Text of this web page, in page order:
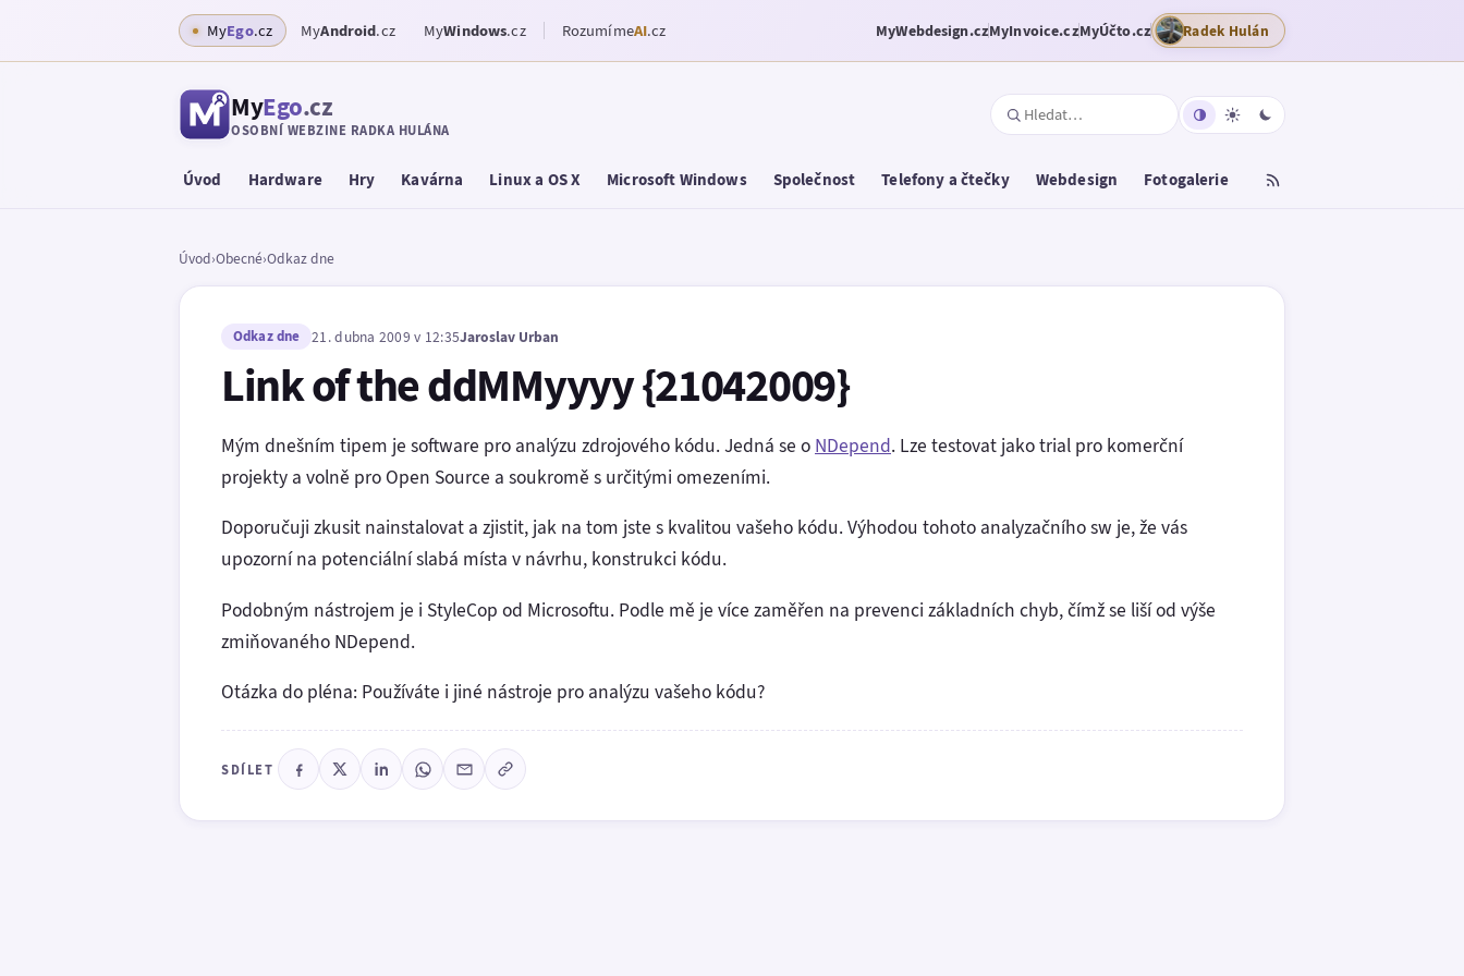
MyEgo.cz MyAndroid.cz MyWindows.cz RozumímeAI.cz MyWebdesign.czMyInvoice.czMyÚčto.cz Radek Hulán
MyEgo.cz
OSOBNÍ WEBZINE RADKA HULÁNA
Úvod Hardware Hry Kavárna Linux a OS X Microsoft Windows Společnost Telefony a čtečky Webdesign Fotogalerie
Úvod›Obecné›Odkaz dne
Odkaz dne 21. dubna 2009 v 12:35Jaroslav Urban
Link of the ddMMyyyy {21042009}
Mým dnešním tipem je software pro analýzu zdrojového kódu. Jedná se o NDepend. Lze testovat jako trial pro komerční
projekty a volně pro Open Source a soukromě s určitými omezeními.
Doporučuji zkusit nainstalovat a zjistit, jak na tom jste s kvalitou vašeho kódu. Výhodou tohoto analyzačního sw je, že vás
upozorní na potenciální slabá místa v návrhu, konstrukci kódu.
Podobným nástrojem je i StyleCop od Microsoftu. Podle mě je více zaměřen na prevenci základních chyb, čímž se liší od výše
zmiňovaného NDepend.
Otázka do pléna: Používáte i jiné nástroje pro analýzu vašeho kódu?
SDÍLET